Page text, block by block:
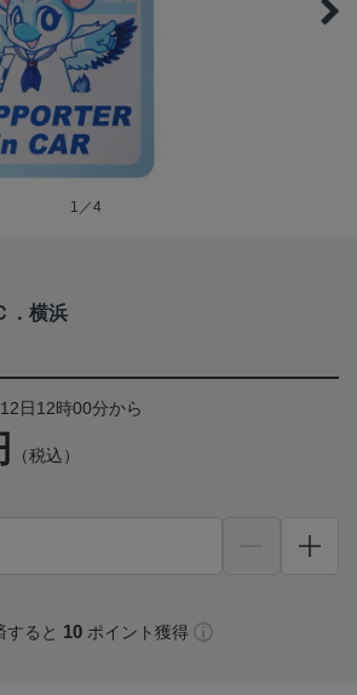
1／4
．横浜
日12時00分から
（税込）
すると 10 ポイント獲得